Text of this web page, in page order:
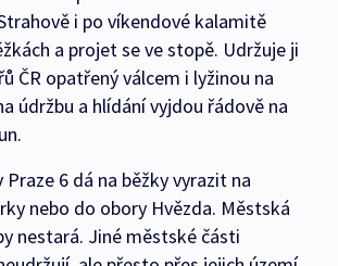
i po víkendové kalamitě
a projet se ve stopě. Udržuje ji
ČR opatřený válcem i lyžinou na
údržbu a hlídání vyjdou řádově na
6 dá na běžky vyrazit na
nebo do obory Hvězda. Městská
nestará. Jiné městské části